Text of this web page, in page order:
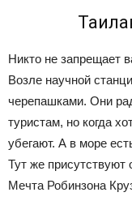
Никто не запрещает
Возле научной
черепашками. Они
туристам, но когда
убегают. А в море
Тут же присутствуют
Мечта Робинзона